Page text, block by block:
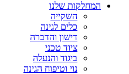
המחלקות שלנו
השקייה
כלים לגינה
דישון והדברה
ציוד טכני
ביגוד והנעלה
נוי וטיפוח הגינה